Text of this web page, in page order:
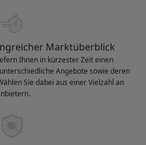
Marktüberblick
Ihnen in kürzester Zeit einen
Angebote sowie deren
Sie dabei aus einer Vielzahl an